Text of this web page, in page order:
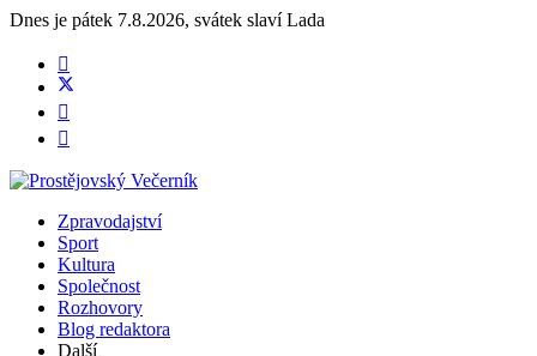
Dnes je pátek 7.8.2026, svátek slavíLada
Zpravodajství
Sport
Kultura
Společnost
Rozhovory
Blog redaktora
Další